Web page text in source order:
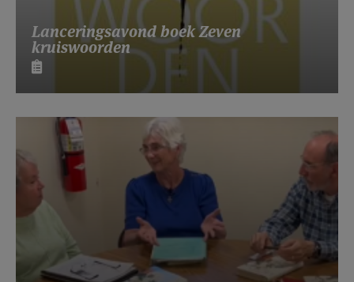
Lanceringsavond boek Zeven
kruiswoorden